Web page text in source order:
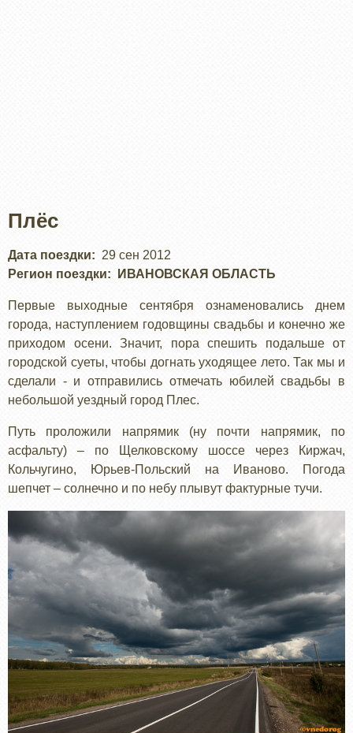
Плёс
Дата поездки
29 сен 2012
Регион поездки
ИВАНОВСКАЯ ОБЛАСТЬ
Первые выходные сентября ознаменовались днем
города, наступлением годовщины свадьбы и конечно же
приходом осени. Значит, пора спешить подальше от
городской суеты, чтобы догнать уходящее лето. Так мы и
сделали - и отправились отмечать юбилей свадьбы в
небольшой уездный город Плес.
Путь проложили напрямик (ну почти напрямик, по
асфальту) – по Щелковскому шоссе через Киржач,
Кольчугино, Юрьев-Польский на Иваново. Погода
шепчет – солнечно и по небу плывут фактурные тучи.